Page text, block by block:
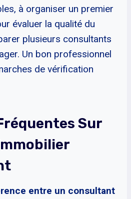
à organiser un premier
évaluer la qualité du
plusieurs consultants
Un bon professionnel
de vérification
Sur
entre un consultant